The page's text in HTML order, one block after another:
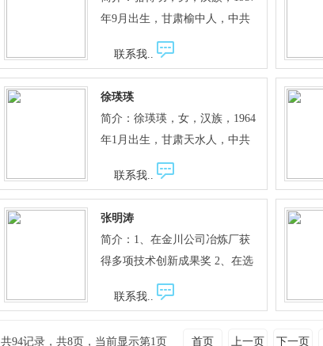
管理中，她积极完善学校各项规
提高科学管理水平。同时，她积
极倡导有利于教师专业发展和学
生创新精神和实践能力培养的有
效模式，取得了显著成绩。 先后
在省级以上刊物发表“西部地区
农村义务教育均衡发展的实践与
思考”、“多媒体与语文教
<诗经>语言浅析”、“贫困地区发
展普通高中教育的再思考”、“职
业教育集团化办学体制机制的探
索与实践”等多篇教育教学论
文。作为编委会副主任撰写的
作，选育出冬小麦定鉴2号、中
旱110、定鉴6号、陇中1号、陇
中2号等新品种。 获得各类成果
奖励24项，其中获省科技进步一
等奖1项、二等奖1项、三等奖5
项，全国农牧渔业丰收三等奖1
项，第四届中国技术市场金桥奖
奖8项、三等奖2项，省农牧渔业
丰收三等奖5项，2012年获国家
发明专利1项，省级科技鉴定成
果3项。在《干旱地区农业研
究》等刊物发表论文26篇，其中
国家级2篇、省级26篇。目前，
主持实施国家科技部、省农牧
年9月出生，甘肃榆中人，中共
党员，本科学历，研究员。现任
定西市植保植检站书记。 先后主
多项，获省部级科技成果一等奖
1项、二等奖3项、三等奖2项，
市（厅）级科技成果一、二、三
等奖10余项。其中完成的全省协
作攻关项目“甘肃省双千田工
程”，获农业部丰收一等奖（第
10参加人）；完成的全省协作攻
关项目“甘肃中东部一熟制不保
广”，获农业部丰收二等奖（第6
的“旱地豌豆新品种定豌2号
联系我..
徐瑛瑛
简介：徐瑛瑛，女，汉族，1964
年1月出生，甘肃天水人，中共
党员，本科学历，副主任护师。
甘肃省妇幼保健协会理事，甘肃
省“降消项目”驻县专家。现任定
西市妇幼保健院院长。 主持完成
的《定西市孕妇缺铁性贫血流行
病学调查及防治研究》科研项
目，2006年获定西市科技进步二
联系我..
张明涛
简介：1、在金川公司冶炼厂获
得多项技术创新成果奖 2、在选
矿厂设计、调试的贵金属提取法
（尼尔森提取法）相关电器系统
联系我..
共94记录，共8页，当前显示第1页 首页 上一页 下一页